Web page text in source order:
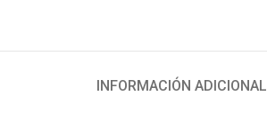
INFORMACIÓN ADICIONAL